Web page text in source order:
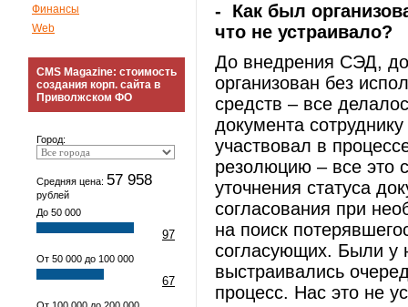
Финансы
Web
CMS Magazine: стоимость
создания корп. сайта в
Приволжском ФО
Город:
Средняя цена: 57 958
рублей
До 50 000
97
От 50 000 до 100 000
67
- Как был
что не устраивало?
До внедрения СЭД,
организован без
средств – все
документа
участвовал в
резолюцию – все это
уточнения статуса
согласования при
на поиск
согласующих. Были у
выстраивались
процесс. Нас это не